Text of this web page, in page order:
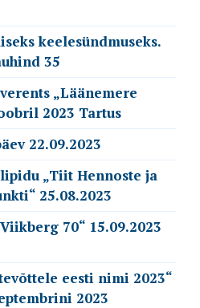
keelesündmuseks.
35
„Läänemere
2023 Tartus
22.09.2023
„Tiit Hennoste ja
25.08.2023
70“ 15.09.2023
eesti nimi 2023“
2023